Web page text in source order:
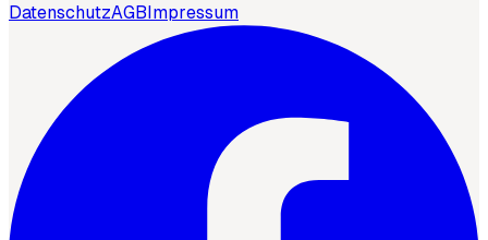
DatenschutzAGBImpressum